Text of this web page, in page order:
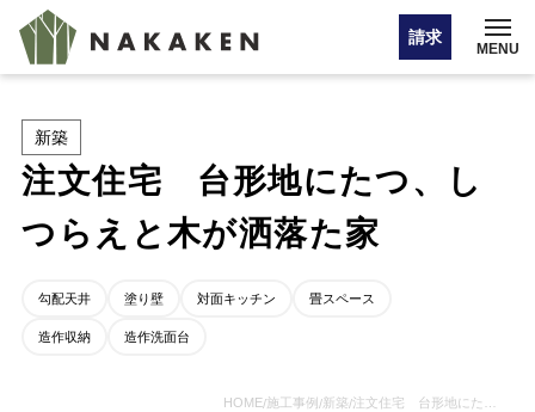
請求
MENU
オンライン相談
お問い合わせ・カタログ請求
新築
注文住宅 台形地にたつ、し
つらえと木が洒落た家
勾配天井 塗り壁 対面キッチン 畳スペース
造作収納 造作洗面台
HOME/施工事例 /新築/